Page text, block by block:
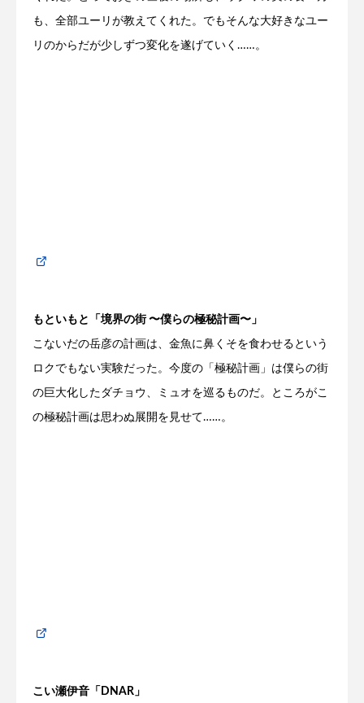
も、全部ユーリが教えてくれた。でもそんな大好きなユー
リのからだが少しずつ変化を遂げていく……。
もといもと「境界の街 〜僕らの極秘計画〜」
こないだの岳彦の計画は、金魚に鼻くそを食わせるという
ロクでもない実験だった。今度の 「 極秘計画 」は僕らの街
の巨大化したダチョウ、ミュオを巡るものだ。ところがこ
の極秘計画は思わぬ展開を見せて……。
こい瀬伊音「DNAR」